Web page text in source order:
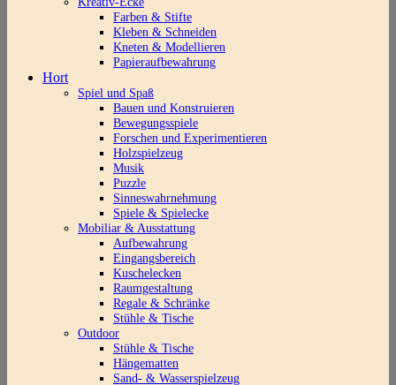
Farben & Stifte
Kleben & Schneiden
Kneten & Modellieren
Papieraufbewahrung
Hort
Spiel und Spaß
Bauen und Konstruieren
Bewegungsspiele
Forschen und Experimentieren
Holzspielzeug
Musik
Puzzle
Sinneswahrnehmung
Spiele & Spielecke
Mobiliar & Ausstattung
Aufbewahrung
Eingangsbereich
Kuschelecken
Raumgestaltung
Regale & Schränke
Stühle & Tische
Outdoor
Stühle & Tische
Hängematten
Sand- & Wasserspielzeug